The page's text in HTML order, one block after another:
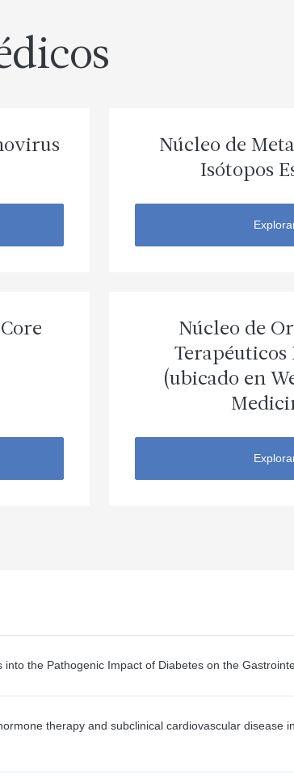
Núcleo de
Isótopos
Núcleo de
Terapéuticos
(ubicado en
into the Pathogenic Impact of Diabetes on the
therapy and subclinical cardiovascular disease